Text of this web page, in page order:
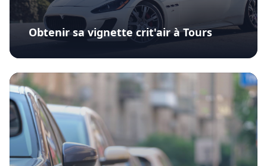
Obtenir sa vignette crit'air à Tours